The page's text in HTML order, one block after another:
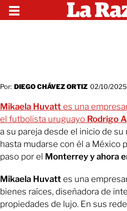
Por: DIEGO CHÁVEZ ORTIZ 02/10/
Mikaela Huvatt es una
el futbolista uruguayo Rodrigo
a su pareja desde el inicio de su
hasta mudarse con él a México
paso por el Monterrey y ahora
Mikaela Huvatt es una
bienes raíces, diseñadora de
propiedades de lujo. En sus